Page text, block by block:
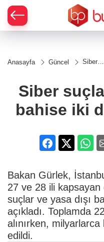
Anasayfa Güncel
Siber
bahise
dev
Siber
bahise iki
Bakan Gürlek,
27 ve 28 ili
suçlar ve yasa dışı
açıkladı. Toplamda
alınırken,
edildi.